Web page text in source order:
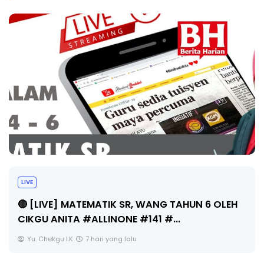
Sejarah Tingkatan 4
Unknown 7 hari yang lalu